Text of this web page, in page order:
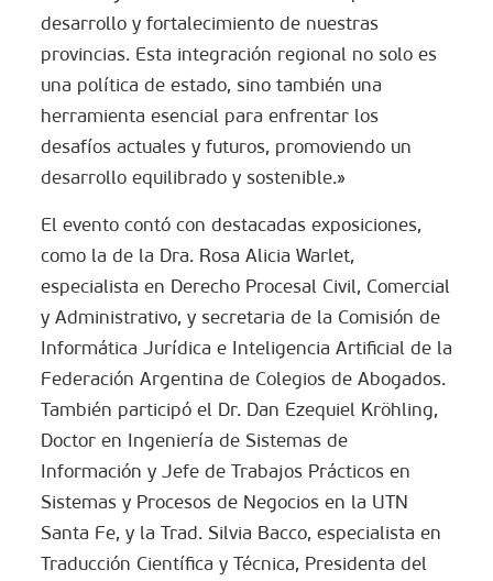
desarrollo y fortalecimiento de nuestras
provincias. Esta integración regional no solo es
una política de estado, sino también una
herramienta esencial para enfrentar los
desafíos actuales y futuros, promoviendo un
desarrollo equilibrado y sostenible.»
El evento contó con destacadas exposiciones,
como la de la Dra. Rosa Alicia Warlet,
especialista en Derecho Procesal Civil, Comercial
y Administrativo, y secretaria de la Comisión de
Informática Jurídica e Inteligencia Artificial de la
Federación Argentina de Colegios de Abogados.
También participó el Dr. Dan Ezequiel Kröhling,
Doctor en Ingeniería de Sistemas de
Información y Jefe de Trabajos Prácticos en
Sistemas y Procesos de Negocios en la UTN
Santa Fe, y la Trad. Silvia Bacco, especialista en
Traducción Científica y Técnica, Presidenta del